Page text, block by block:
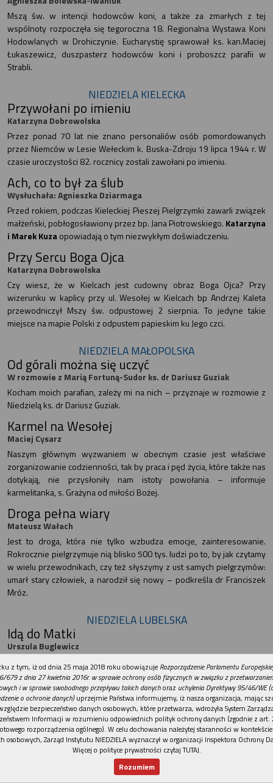
Mszą św. w intencji hodowców koni, a także za zmarłych z tej
wspólnoty rozpoczęła się tegoroczna 18. Regionalna Wystawa Koni
Hodowlanych w Drohiczynie. Eucharystię sprawował ks. kan.Maciej
Łukaszewicz, duszpasterz hodowców koni i proboszcz parafii w
Strabli.
NIEDZIELA KIELECKA
Przywołani po imieniu
Katarzyna Dobrowolska
Przez ponad 70 lat nie znano personaliów osób pomordowanych
przez Niemców w Lesie Wełeckim k. Buska-Zdroju 19 lipca 1944 r. W
czasie uroczystości 82. rocznicy zostali zawołani po imieniu.
Ach, co to był za ślub
Wysłuchała: Agnieszka Dziarmaga
Przed rokiem, podczas Kieleckiej Pieszej Pielgrzymki zawarli związek
małżeński, pobłogosławiony przez bp. Jana Piotrowskiego. Katarzyna
i Marek Kuzaopowiadają o tym niezwykłym doświadczeniu.
Przy Sercu Boga Ojca
Katarzyna Dobrowolska
Czy wiesz, że w Kielcach jest cudowny obraz Boga Ojca? Przy
wizerunku w kaplicy przy ul. Wesołej w Kielcach bp Andrzej Kaleta
przewodniczył Mszy św. odpustowej 2 sierpnia. To jedyne takie
miejsce na mapie Polski z odpustem papieskim ku Jego czci.
NIEDZIELA MAŁOPOLSKA
Od górali można się uczyć
W rozmowie z Marią Fortuną-Sudor ks. dr Dariusz Guziak
Kocham moich parafian, zależy mi na nich – przyznaje w rozmowie z
Niedzielą ks. dr Dariusz Guziak.
Karmel na Wesołej
Maciej Cysarz
Naszym głównym wyzwaniem w obecnym czasie jest właściwe
zorganizowanie codzienności, tak by praca i pęd życia, które także nas
dotykają, nie przysłoniły nam istoty powołania – informuje
karmelitanka, s. Grażyna od miłości Bożej.
Droga pełna wiary
Mateusz Wałach
Jest to droga, która nie tylko wzbudza emocje, zainteresowanie.
Rokrocznie pielgrzymuje nią blisko 500 tys. ludzi po to, by jak czytamy
w wielu przewodnikach, czy też słyszymy z ust samych pielgrzymów:
umarł stary człowiek, a narodził się nowy – podkreśla dr Franciszek
Mróz.
NIEDZIELA LUBELSKA
Idą do Matki
Urszula Buglewicz
Jasną Górę.
Kapłan niezłomny
Urszula Buglewicz
Chrześcijański pogrzeb nie jest jedynie pożegnaniem człowieka; jest
także wyznaniem wiary, że ostatnie słowo nie należy do śmierci, ale
do Chrystusa – powiedział abp Stanisław Budzik.
REKLAMA
z tym, iż od dnia 25 maja 2018 roku obowiązuje Rozporządzenie Parlamentu
679 z dnia 27 kwietnia 2016r. w sprawie ochrony osób fizycznych w związku z
i w sprawie swobodnego przepływu takich danychoraz uchylenia Dyrektywy 95/46/WE
o ochronie danych)uprzejmie Państwa informujemy, iż nasza organizacja, mając
bezpieczeństwo danych osobowych, które przetwarza, wdrożyła System
Informacji w rozumieniu odpowiednich polityk ochrony danych (zgodnie z art.
rozporządzenia ogólnego). W celu dochowania należytej staranności w
osobowych, Zarząd Instytutu NIEDZIELA wyznaczył w organizacji Inspektora Ochrony
Więcej o polityce prywatności czytaj TUTAJ.
Rozumiem